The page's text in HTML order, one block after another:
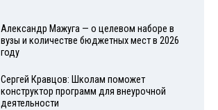
Александр Мажуга — о целевом наборе в
вузы и количестве бюджетных мест в 2026
году
Сергей Кравцов: Школам поможет
конструктор программ для внеурочной
деятельности